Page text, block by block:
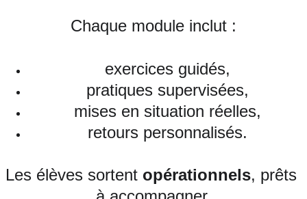
Chaque module inclut :
exercices guidés,
pratiques supervisées,
mises en situation réelles,
retours personnalisés.
Les élèves sortent opérationnels, prêts